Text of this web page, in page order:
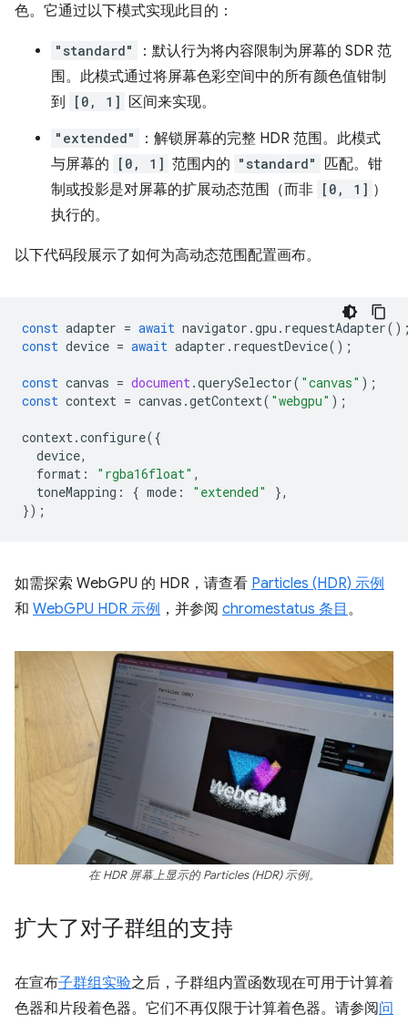
色。它通过以下模式实现此目的：
"standard"
：默认行为将内容限制为屏幕的 SDR 范
围。此模式通过将屏幕色彩空间中的所有颜色值钳制
到
[0, 1] 区间来实现。
"extended"
：解锁屏幕的完整 HDR 范围。此模式
与屏幕的
[0, 1] 范围内的 "standard"
匹配。钳
制或投影是对屏幕的扩展动态范围（而非 [0, 1] ）
执行的。
以下代码段展示了如何为高动态范围配置画布。
const adapter = await navigator .gpu . requestAdapter
const device = await adapter . requestDevice();
const canvas = document.querySelector( "canvas" );
const context = canvas .getContext( "webgpu" );
context.configure({
device,
format : "rgba16float" ,
toneMapping : { mode : "extended"
},
});
如需探索 WebGPU 的 HDR，请查看 Particles (HDR) 示例
和 WebGPU HDR 示例 ，并参阅 chromestatus 条目 。
在 HDR 屏幕上显示的 Particles (HDR) 示例。
扩大了对子群组的支持
在宣布子群组实验之后，子群组内置函数现在可用于计算着
色器和片段着色器。它们不再仅限于计算着色器。请参阅问